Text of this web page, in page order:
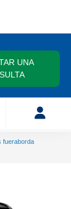
UNA
fueraborda